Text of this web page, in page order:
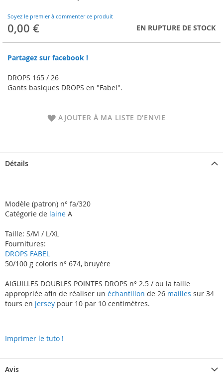
Soyez le premier à commenter ce produit
0,00 € EN RUPTURE DE STOCK
Partagez sur facebook !
DROPS 165 / 26
Gants basiques DROPS en "Fabel".
AJOUTER À MA LISTE D’ENVIE
beginning
of
the
gallery
Détails
Modèle (patron) n° fa/320
Catégorie de laine A
Taille: S/M / L/XL
Fournitures:
DROPS FABEL
50/100 g coloris n° 674, bruyère
AIGUILLES DOUBLES POINTES DROPS n° 2.5 / ou la taille
appropriée afin de réaliser un échantillon de 26 mailles sur 34
tours en jersey pour 10 par 10 centimètres.
Imprimer le tuto !
Avis